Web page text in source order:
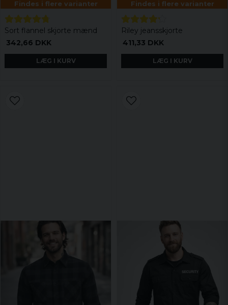
Findes i flere varianter
Sort flannel skjorte mænd
342,66 DKK
LÆG I KURV
Findes i flere varianter
Riley jeansskjorte
411,33 DKK
LÆG I KURV